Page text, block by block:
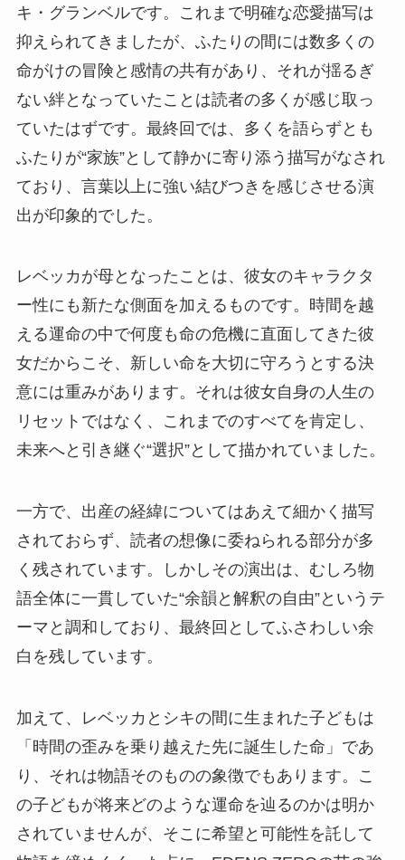
キ・グランベルです。これまで明確な恋愛描写は
抑えられてきましたが、ふたりの間には数多くの
命がけの冒険と感情の共有があり、それが揺るぎ
ない絆となっていたことは読者の多くが感じ取っ
ていたはずです。最終回では、多くを語らずとも
ふたりが“家族”として静かに寄り添う描写がなされ
ており、言葉以上に強い結びつきを感じさせる演
出が印象的でした。
レベッカが母となったことは、彼女のキャラクタ
ー性にも新たな側面を加えるものです。時間を越
える運命の中で何度も命の危機に直面してきた彼
女だからこそ、新しい命を大切に守ろうとする決
意には重みがあります。それは彼女自身の人生の
リセットではなく、これまでのすべてを肯定し、
未来へと引き継ぐ“選択”として描かれていました。
一方で、出産の経緯についてはあえて細かく描写
されておらず、読者の想像に委ねられる部分が多
く残されています。しかしその演出は、むしろ物
語全体に一貫していた“余韻と解釈の自由”というテ
ーマと調和しており、最終回としてふさわしい余
白を残しています。
加えて、レベッカとシキの間に生まれた子どもは
「時間の歪みを乗り越えた先に誕生した命」であ
り、それは物語そのものの象徴でもあります。こ
の子どもが将来どのような運命を辿るのかは明か
されていませんが、そこに希望と可能性を託して